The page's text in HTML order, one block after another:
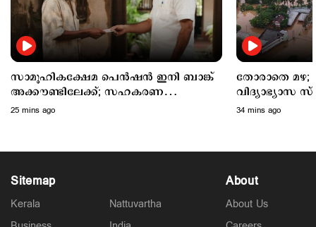
പത്തനംതിട്ട ജില്ലയില്‍ നാളെ അവധി; 3 ജില്ലകളില്‍
തീവ്രമഴ മുന്നറിയിപ്പ്
1 hour ago
സാമൂഹികക്ഷേമ പെൻഷൻ ഇനി ബാങ്ക്
അക്കൗണ്ടിലേക്ക്; സഹകരണ
ബാങ്കുകളെ ഒഴിവാക്കി
25 mins ago
തോരാതെ മഴ; നാല്
വിദ്യാഭ്യാസ
അവധി
34 mins ago
Sitemap
Kerala
Nattuvartha
About
About Us